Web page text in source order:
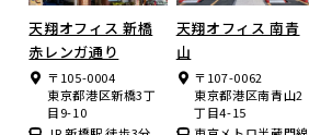
天翔オフィス 新橋
赤レンガ通り
〒105-0004
東京都港区新橋3丁
目9-10
天翔オフィス 南青
山
〒107-0062
東京都港区南青山2
丁目4-15